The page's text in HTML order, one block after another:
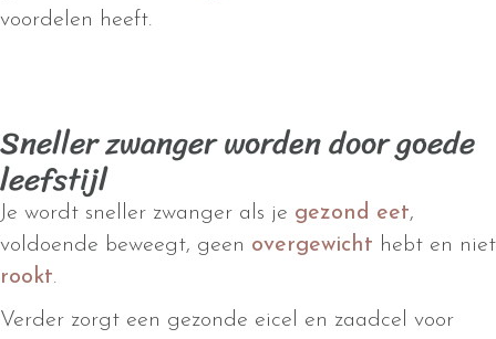
voordelen heeft.
Sneller zwanger worden door goede
leefstijl
Je wordt sneller zwanger als je gezond eet,
voldoende beweegt, geen overgewicht hebt en niet
rookt.
Verder zorgt een gezonde eicel en zaadcel voor